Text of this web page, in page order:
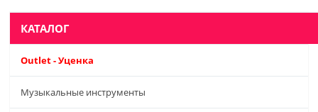
КАТАЛОГ
Outlet - Уценка
Музыкальные инструменты